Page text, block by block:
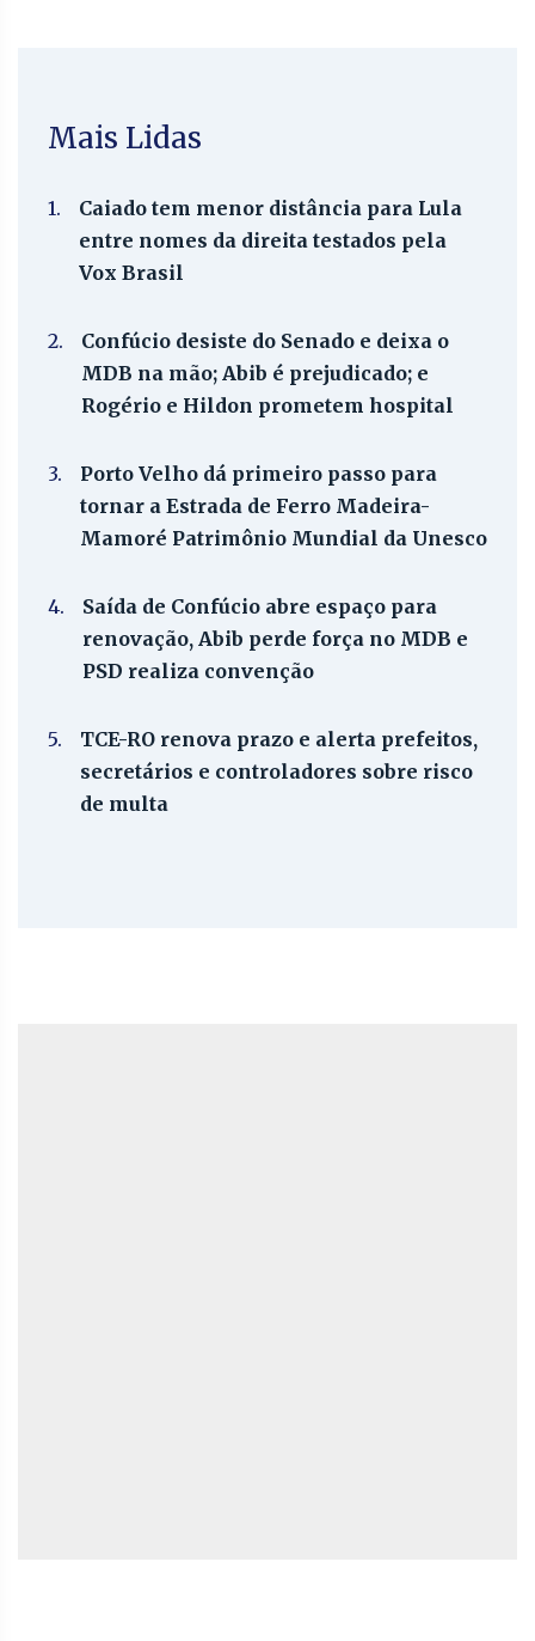
Mais Lidas
1.
Caiado tem menor distância para Lula
entre nomes da direita testados pela
Vox Brasil
2.
Confúcio desiste do Senado e deixa o
MDB na mão; Abib é prejudicado; e
Rogério e Hildon prometem hospital
3.
Porto Velho dá primeiro passo para
tornar a Estrada de Ferro Madeira-
Mamoré Patrimônio Mundial da Unesco
4.
Saída de Confúcio abre espaço para
renovação, Abib perde força no MDB e
PSD realiza convenção
5.
TCE-RO renova prazo e alerta prefeitos,
secretários e controladores sobre risco
de multa